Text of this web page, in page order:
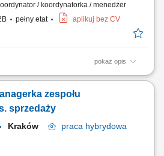
/ koordynatorka / menedżer
pełny etat aplikuj bez CV
pokaż opis
Doradców Ubezpieczeniowych.
w sprzedaż produktów
wsparcie zespołu w realizacji celów.
zespołu
sprzedaży
Kraków praca hybrydowa